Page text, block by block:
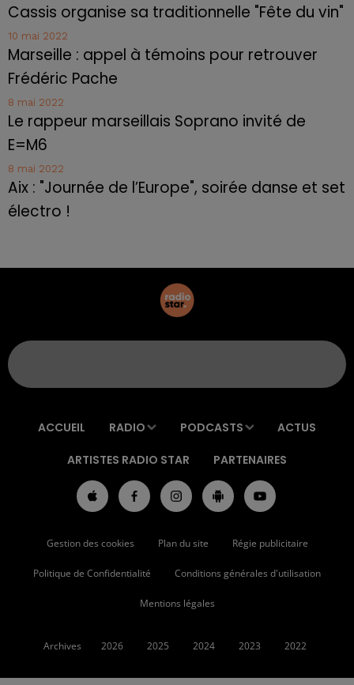
Cassis organise sa traditionnelle "Fête du vin"
10 mai 2022
Marseille : appel à témoins pour retrouver
Frédéric Pache
8 mai 2022
Le rappeur marseillais Soprano invité de
E=M6
8 mai 2022
Aix : "Journée de l’Europe", soirée danse et set
électro !
ACCUEIL RADIO PODCASTS ACTUS
ARTISTES RADIO STAR PARTENAIRES
Gestion des cookies Plan du site Régie publicitaire
Politique de Confidentialité Conditions générales d'utilisation
Mentions légales
Archives 2026 2025 2024 2023 2022